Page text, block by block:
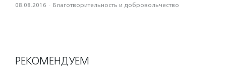
08.08.2016 · Благотвори­тель­ность и доброволь­чест­во
РЕКОМЕНДУЕМ